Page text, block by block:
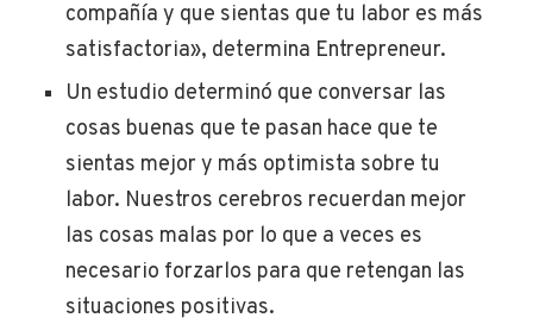
compañía y que sientas que tu labor es más
satisfactoria», determina Entrepreneur.
Un estudio determinó que conversar las
cosas buenas que te pasan hace que te
sientas mejor y más optimista sobre tu
labor. Nuestros cerebros recuerdan mejor
las cosas malas por lo que a veces es
necesario forzarlos para que retengan las
situaciones positivas.